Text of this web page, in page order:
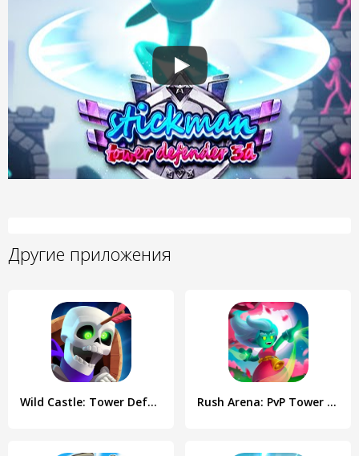
Другие приложения
Wild Castle: Tower Defense TD Rush Arena: PvP Tower Defense